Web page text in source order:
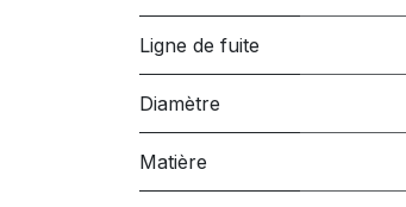
Ligne de fuite
Diamètre
Matière